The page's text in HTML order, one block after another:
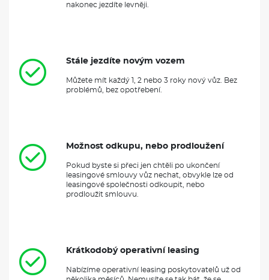
nakonec jezdíte levněji.
Stále jezdíte novým vozem
Můžete mít každý 1, 2 nebo 3 roky nový vůz. Bez
problémů, bez opotřebení.
Možnost odkupu, nebo prodloužení
Pokud byste si přeci jen chtěli po ukončení
leasingové smlouvy vůz nechat, obvykle lze od
leasingové společnosti odkoupit, nebo
prodloužit smlouvu.
Krátkodobý operativní leasing
Nabízíme operativní leasing poskytovatelů už od